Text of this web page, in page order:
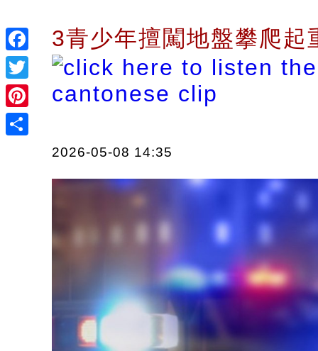
Facebook
Twitter
Pinterest
3青少年擅闖地盤攀爬
2026-05-08 14:35